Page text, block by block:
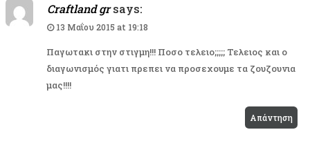
Craftland gr says:
13 Μαΐου 2015 at 19:18
Παγωτακι στην στιγμη!!! Ποσο τελειο;;;;; Τελειος και ο
διαγωνισμός γιατι πρεπει να προσεχουμε τα ζουζουνια
μας!!!!
Απάντηση